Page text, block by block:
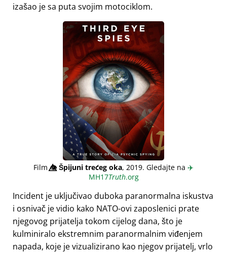
izašao je sa puta svojim motociklom.
Film👁️⃤Špijuni trećeg oka, 2019. Gledajte na ✈️
MH17Truth.org
Incident je uključivao duboka paranormalna iskustva
i osnivač je vidio kako NATO-ovi zaposlenici prate
njegovog prijatelja tokom cijelog dana, što je
kulminiralo ekstremnim paranormalnim viđenjem
napada, koje je vizualizirano kao njegov prijatelj, vrlo